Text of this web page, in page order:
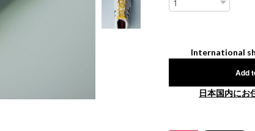
International
Add
日本国内にお